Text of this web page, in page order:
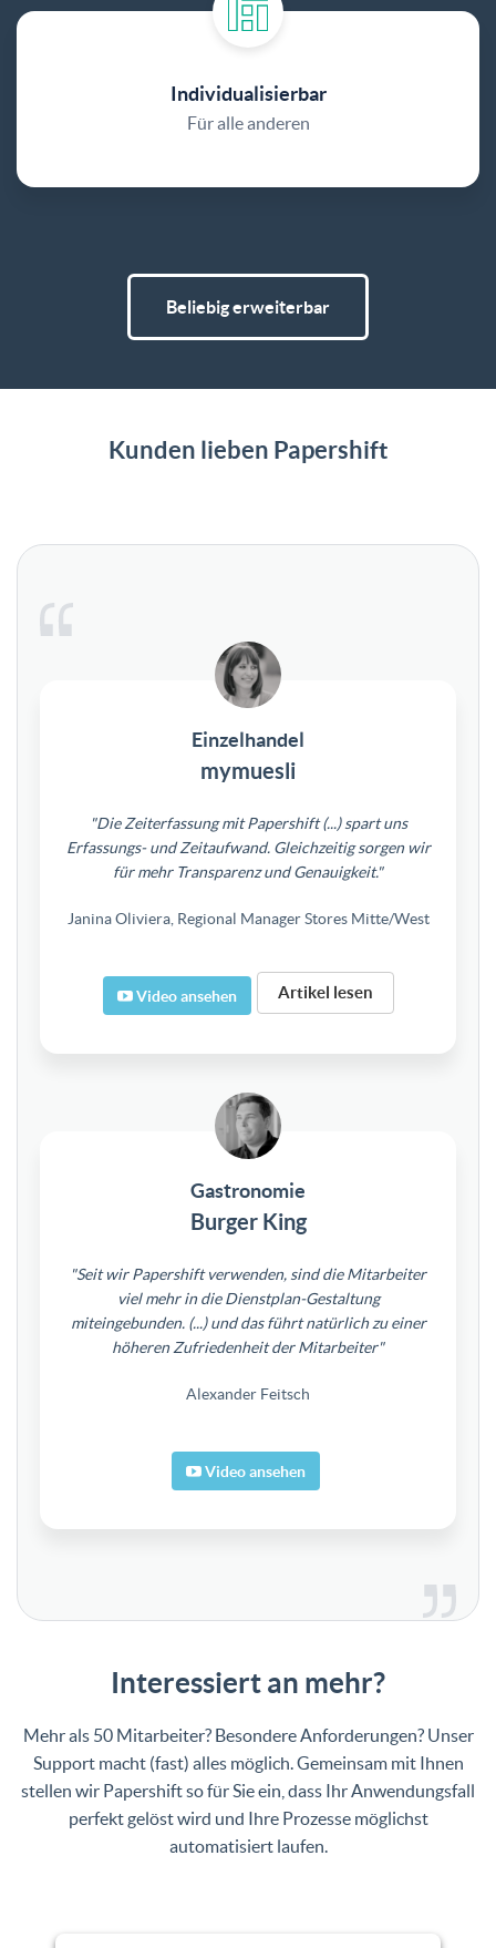
Individualisierbar
Für alle anderen
Beliebig erweiterbar
Kunden​ ​lieben​ ​Papershift
Einzelhandel
mymuesli
"Die Zeiterfassung mit Papershift (...) spart uns
Erfassungs- und Zeitaufwand. Gleichzeitig sorgen wir
für mehr Transparenz und Genauigkeit."
Janina Oliviera, Regional Manager Stores Mitte/West
Video ansehen Artikel lesen
Gastronomie
Burger King
"Seit wir Papershift verwenden, sind die Mitarbeiter
viel mehr in die Dienstplan-Gestaltung
miteingebunden. (...) und das führt natürlich zu einer
höheren Zufriedenheit der Mitarbeiter"
Alexander Feitsch
Video ansehen
Interessiert​ ​an​ ​mehr?
Mehr als 50 Mitarbeiter? Besondere Anforderungen? Unser
Support macht (fast) alles möglich. Gemeinsam mit Ihnen
stellen wir Papershift so für Sie ein, dass Ihr Anwendungsfall
perfekt gelöst wird und Ihre Prozesse möglichst
automatisiert laufen.